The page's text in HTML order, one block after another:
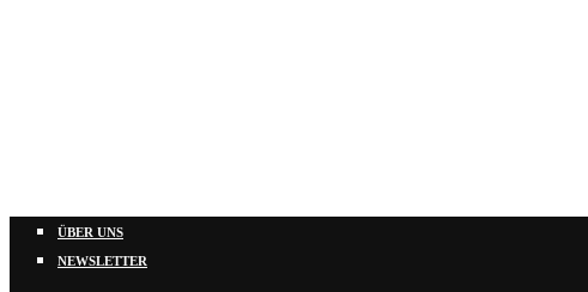
ÜBER UNS
NEWSLETTER